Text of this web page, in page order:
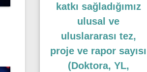
katkı sağladığımız
ulusal ve
uluslararası tez,
proje ve rapor sayısı
(Doktora, YL,